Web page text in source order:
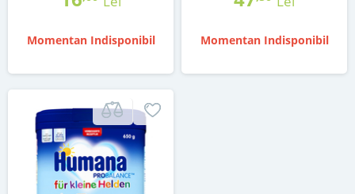
Momentan Indisponibil Momentan Indisponibil